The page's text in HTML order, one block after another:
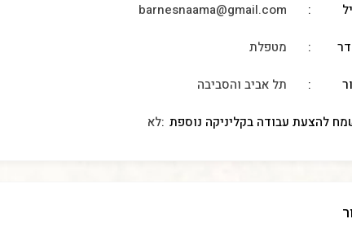
barnesnaama@gmail.com
מטפלת
תל אביב והסביבה
להצעת עבודה בקליניקה נוספת לא